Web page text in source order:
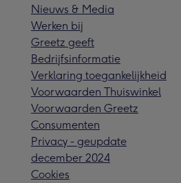
Nieuws & Media
Werken bij
Greetz geeft
Bedrijfsinformatie
Verklaring toegankelijkheid
Voorwaarden Thuiswinkel
Voorwaarden Greetz
Consumenten
Privacy - geupdate
december 2024
Cookies